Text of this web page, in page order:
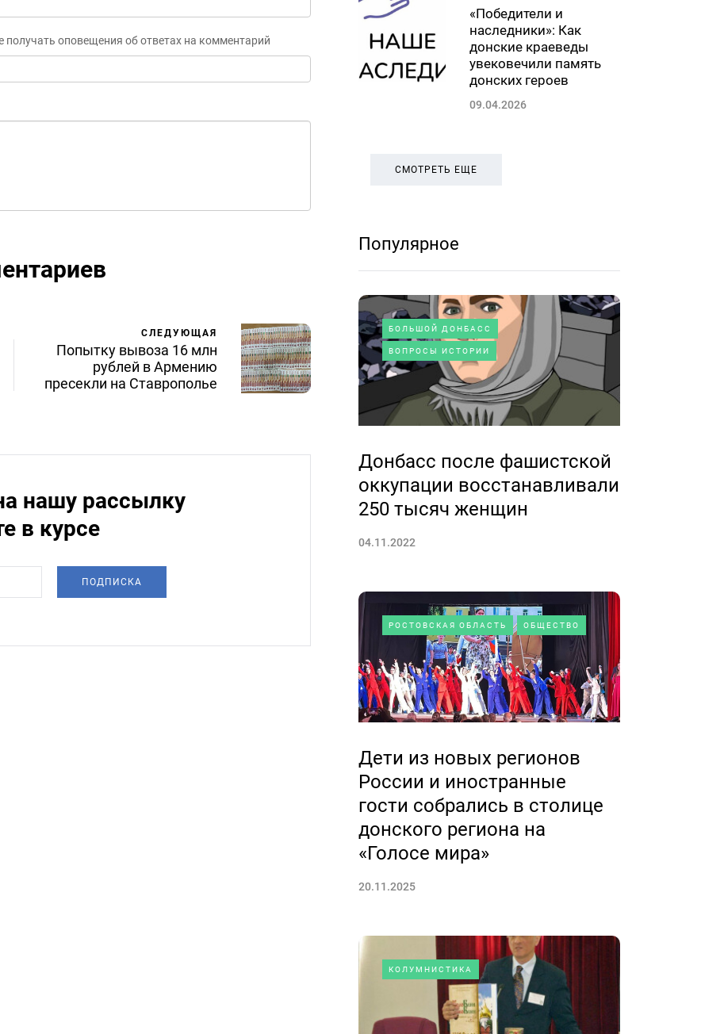
получать оповещения об ответах на комментарий
СЛЕДУЮЩАЯ
Попытку вывоза 16 млн
рублей в Армению
пресекли на Ставрополье
нашу рассылку
в курсе
ПОДПИСКА
«Победители и
наследники»: Как
донские краеведы
увековечили память
донских героев
09.04.2026
СМОТРЕТЬ ЕЩЕ
Популярное
БОЛЬШОЙ ДОНБАСС
ВОПРОСЫ ИСТОРИИ
Донбасс после фашистской
оккупации восстанавливали
250 тысяч женщин
04.11.2022
РОСТОВСКАЯ ОБЛАСТЬ ОБЩЕСТВО
Дети из новых регионов
России и иностранные
гости собрались в столице
донского региона на
«Голосе мира»
20.11.2025
КОЛУМНИСТИКА